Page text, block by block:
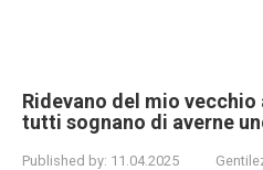
Ridevano del mio
tutti sognano di averne
Published by: 11.04.2025